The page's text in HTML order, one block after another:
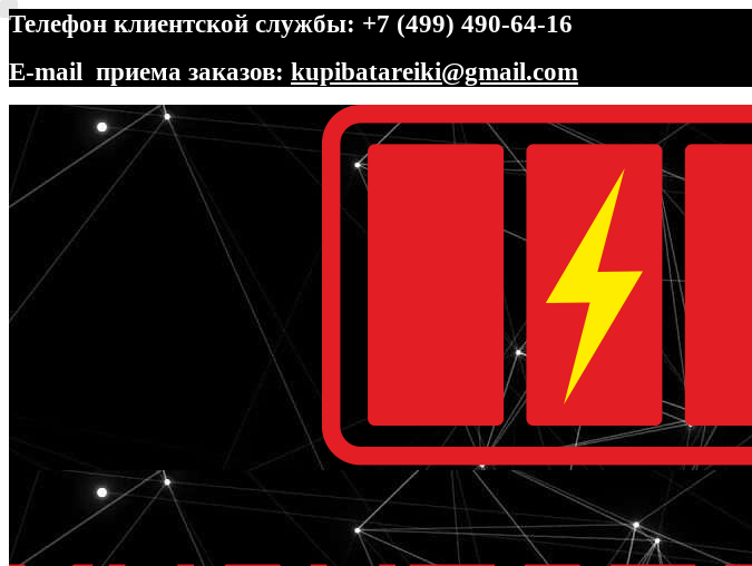
Телефон клиентской службы: +7 (499) 490-64-16
E-mail приема заказов: kupibatareiki@gmail.com
Перейти
навигации
Перейти
содержимому